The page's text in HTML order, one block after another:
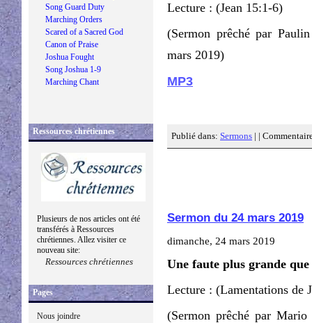
Song Guard Duty
Marching Orders
Scared of a Sacred God
Canon of Praise
Joshua Fought
Song Joshua 1-9
Marching Chant
Ressources chrétiennes
Plusieurs de nos articles ont été
transférés à Ressources
chrétiennes. Allez visiter ce
nouveau site:
Ressources chrétiennes
Pages
Nous joindre
Lecture : (Jean 15:1-6)
(Sermon prêché par
mars 2019)
MP3
Publié dans: Sermons | |
Sermon du 24 mars 2019
dimanche, 24 mars 2019
Une faute plus grande que
Lecture : (Lamentations de
(Sermon prêché par